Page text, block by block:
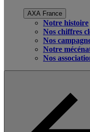
AXA France
Notre histoire
Nos chiffres
Nos
Notre
Nos